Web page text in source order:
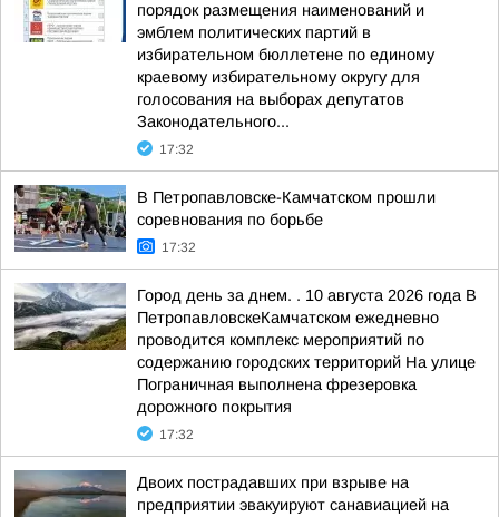
порядок размещения наименований и
эмблем политических партий в
избирательном бюллетене по единому
краевому избирательному округу для
голосования на выборах депутатов
Законодательного...
17:32
В Петропавловске-Камчатском прошли
соревнования по борьбе
17:32
Город день за днем. . 10 августа 2026 года В
ПетропавловскеКамчатском ежедневно
проводится комплекс мероприятий по
содержанию городских территорий На улице
Пограничная выполнена фрезеровка
дорожного покрытия
17:32
Двоих пострадавших при взрыве на
предприятии эвакуируют санавиацией на